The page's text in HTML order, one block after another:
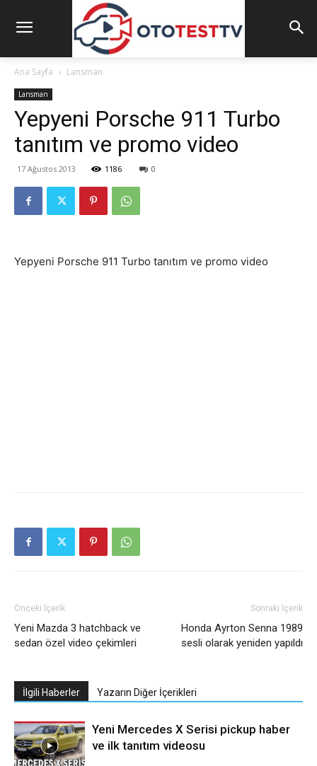
Ana Sayfa Lansman
Lansman
Yepyeni Porsche 911 Turbo
tanıtım ve promo video
17 Ağustos 2013 1186 0
Yepyeni Porsche 911 Turbo tanıtım ve promo video
Önceki İçerik
Yeni Mazda 3 hatchback ve
sedan özel video çekimleri
Sonraki İçerik
Honda Ayrton Senna 1989
sesli olarak yeniden yapıldı
İlgili Haberler Yazarın Diğer İçerikleri
Yeni Mercedes X Serisi pickup haber
ve ilk tanıtım videosu